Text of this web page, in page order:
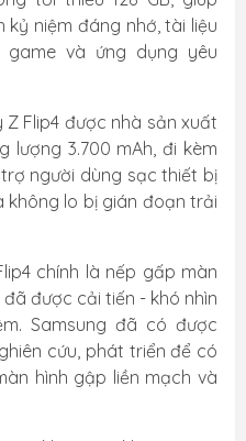
kỷ niệm đáng nhớ, tài liệu
và ứng dụng yêu
Flip4 được nhà sản xuất
lượng 3.700 mAh, đi kèm
người dùng sạc thiết bị
lo bị gián đoạn trải
chính là nếp gấp màn
được cải tiến - khó nhìn
Samsung đã có được
cứu, phát triển để có
hình gập liền mạch và